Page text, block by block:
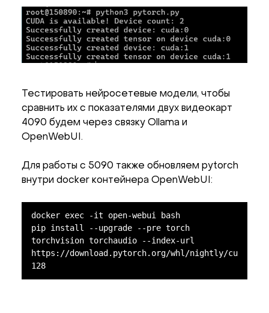
Тестировать нейросетевые модели, чтобы
сравнить их с показателями двух видеокарт
4090 будем через связку Ollama и
OpenWebUI.
Для работы с 5090 также обновляем pytorch
внутри docker контейнера OpenWebUI:
docker exec -it open-webui bash
pip install --upgrade --pre torch
torchvision torchaudio --index-url
https://download.pytorch.org/whl/nightly/cu
128